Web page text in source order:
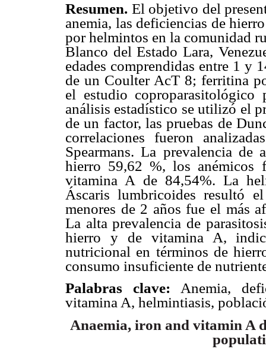
Resumen. El objetivo del
anemia, las deficiencias de
por helmintos en la comunidad
Blanco del Estado Lara,
edades comprendidas entre 1 y
de un Coulter AcT 8; ferritina
el estudio
análisis estadístico se utilizó el
de un factor, las pruebas de
correlaciones fueron
Spearmans. La prevalencia
hierro 59,62 %, los anémicos
vitamina A de 84,54%. La
Áscaris lumbricoides resultó
menores de 2 años fue el más
La alta prevalencia de
hierro y de vitamina A,
nutricional en términos de
consumo insuficiente de
Palabras clave: Anemia,
vitamina A, helmintiasis,
Anaemia, iron and vitamin A